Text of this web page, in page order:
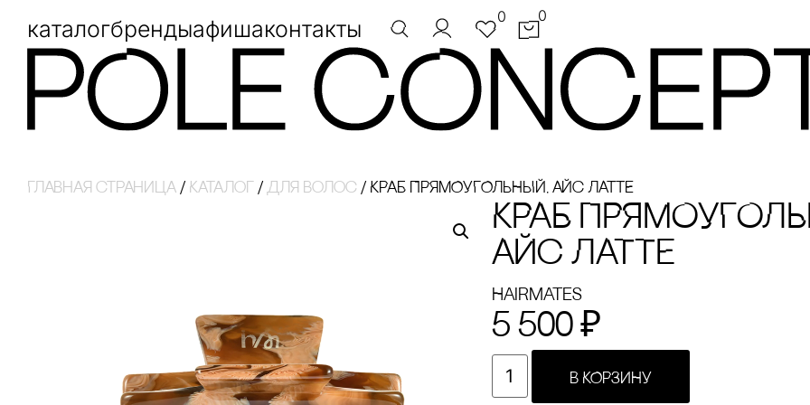
каталогбрендыафишаконтакты 0 0
Главная страница / Каталог / Для волос / КРАБ ПРЯМОУГОЛЬНЫЙ, АЙс ЛАТТЕ
КРАБ
АЙс ЛАТТЕ
Hairmates
5 500 ₽
В КОРЗИНУ